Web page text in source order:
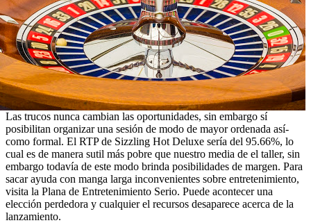
Las trucos nunca cambian las oportunidades, sin embargo sí
posibilitan organizar una sesión de modo de mayor ordenada así­
como formal. El RTP de Sizzling Hot Deluxe serí­a del 95.66%, lo
cual es de manera sutil más pobre que nuestro media de el taller, sin
embargo todavía de este modo brinda posibilidades de margen. Para
sacar ayuda con manga larga inconvenientes sobre entretenimiento,
visita la Plana de Entretenimiento Serio. Puede acontecer una
elección perdedora y cualquier el recursos desaparece acerca de la
lanzamiento.